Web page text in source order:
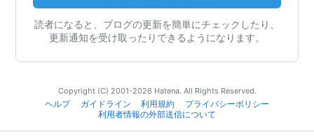
読者になると、ブログの更新を簡単にチェックしたり、
更新通知を受け取ったりできるようになります。
Copyright (C) 2001-2026 Hatena. All Rights Reserved.
ヘルプ
ガイドライン 利用規約
プライバシーポリシー
利用者情報の外部送信について